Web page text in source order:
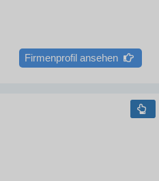
Firmenprofil ansehen